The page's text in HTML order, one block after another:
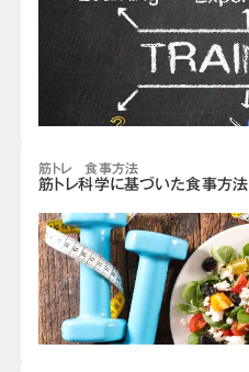
筋トレ 食事方法
筋トレ科学に基づいた食事方法